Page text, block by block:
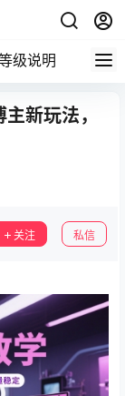
级说明 关于本
新玩法，
关注 私信